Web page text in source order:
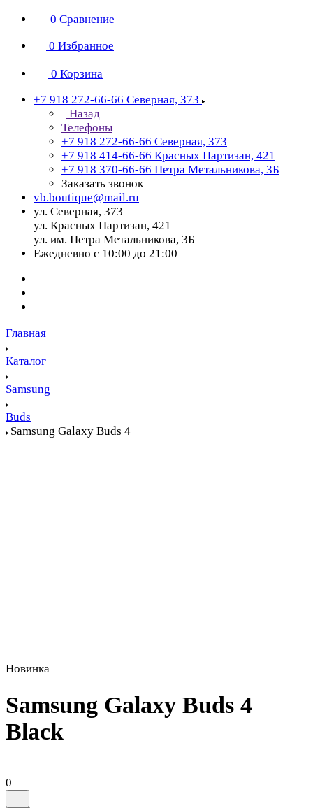
0 Сравнение
0 Избранное
0 Корзина
+7 918 272-66-66 Северная, 373
Назад
Телефоны
+7 918 272-66-66 Северная, 373
+7 918 414-66-66 Красных Партизан, 421
+7 918 370-66-66 Петра Метальникова, 3Б
Заказать звонок
vb.boutique@mail.ru
ул. Северная, 373
ул. Красных Партизан, 421
ул. им. Петра Метальникова, 3Б
Ежедневно с 10:00 до 21:00
Главная
Каталог
Samsung
Buds
Samsung Galaxy Buds 4
Новинка
Samsung Galaxy Buds 4
Black
0